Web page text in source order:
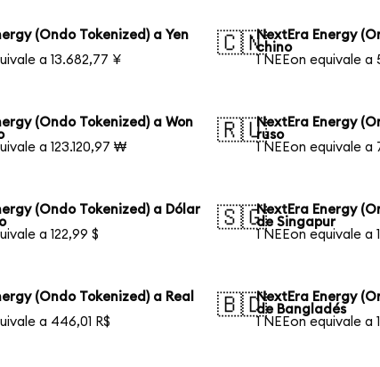
(Ondo Tokenized) a Yen
a 13.682,77 ¥
🇨🇳NextEra Energy
chino
1 NEEon equivale a
(Ondo Tokenized) a Won
a 123.120,97 ₩
🇷🇺NextEra Energy
ruso
1 NEEon equivale a
(Ondo Tokenized) a Dólar
a 122,99 $
🇸🇬NextEra Energy
de Singapur
1 NEEon equivale a
(Ondo Tokenized) a Real
a 446,01 R$
🇧🇩NextEra Energy
de Bangladés
1 NEEon equivale a